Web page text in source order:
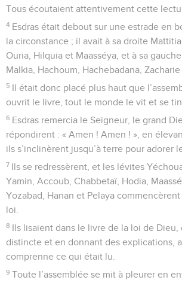
Tous écoutaient attentivement cette
4 Esdras était debout sur une estrade en
la circonstance ; il avait à sa droite
Ouria, Hilquia et Maasséya, et à sa
Malkia, Hachoum, Hachebadana,
5 Il était donc placé plus haut que
ouvrit le livre, tout le monde le vit et se
6 Esdras remercia le Seigneur, le grand
répondirent : « Amen ! Amen ! », en
ils s’inclinèrent jusqu’à terre pour adorer
7 Ils se redressèrent, et les lévites
Yamin, Accoub, Chabbetaï, Hodia,
Yozabad, Hanan et Pelaya
loi.
8 Ils lisaient dans le livre de la loi de Dieu,
distincte et en donnant des explications,
comprenne ce qui était lu.
9 Toute l’assemblée se mit à pleurer en